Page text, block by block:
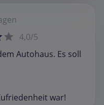
4,0/5
Autohaus. Es soll
war!